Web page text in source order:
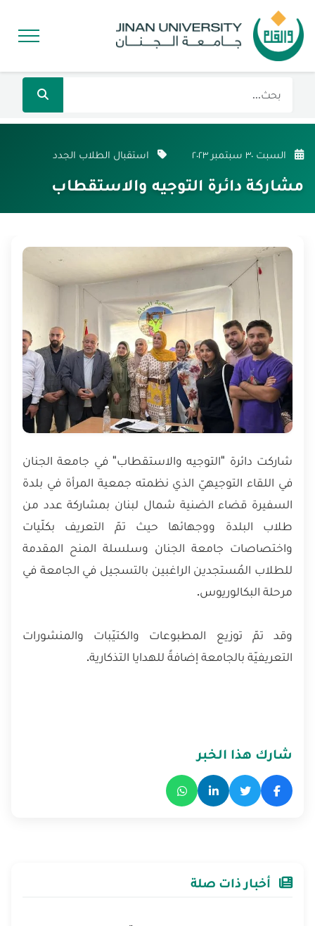
السبت ٣٠ سبتمبر ٢٠٢٣ استقبال الطلاب الجدد
مشاركة دائرة التوجيه والاستقطاب
شاركت دائرة "التوجيه والاستقطاب" في جامعة الجنان
في اللقاء التوجيهيّ الذي نظمته جمعية المرأة في بلدة
السفيرة قضاء الضنية شمال لبنان بمشاركة عدد من
طلاب البلدة ووجهائها حيث تمّ التعريف بكلّيات
واختصاصات جامعة الجنان وسلسلة المنح المقدمة
للطلاب المُستجدين الراغبين بالتسجيل في الجامعة في
مرحلة البكالوريوس.
وقد تمّ توزيع المطبوعات والكتيّبات والمنشورات
التعريفيّة بالجامعة إضافةً للهدايا التذكارية.
شارك هذا الخبر
أخبار ذات صلة